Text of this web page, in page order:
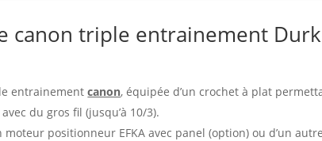
canon triple entrainement
entrainementcanon, équipée d’un crochet à plat
du gros fil (jusqu’à 10/3).
moteur positionneur EFKA avec panel (option) ou d’un